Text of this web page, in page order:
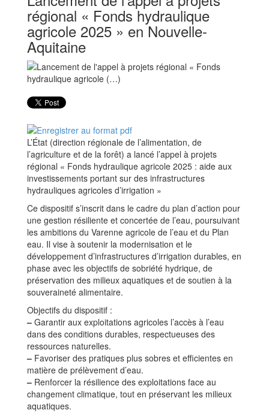
régional « Fonds hydraulique
agricole 2025 » en Nouvelle-
Aquitaine
L’État (direction régionale de l’alimentation, de
l’agriculture et de la forêt) a lancé l’appel à projets
régional « Fonds hydraulique agricole 2025 : aide aux
investissements portant sur des infrastructures
hydrauliques agricoles d’irrigation »
Ce dispositif s’inscrit dans le cadre du plan d’action pour
une gestion résiliente et concertée de l’eau, poursuivant
les ambitions du Varenne agricole de l’eau et du Plan
eau. Il vise à soutenir la modernisation et le
développement d’infrastructures d’irrigation durables, en
phase avec les objectifs de sobriété hydrique, de
préservation des milieux aquatiques et de soutien à la
souveraineté alimentaire.
Objectifs du dispositif :
– Garantir aux exploitations agricoles l’accès à l’eau
dans des conditions durables, respectueuses des
ressources naturelles.
– Favoriser des pratiques plus sobres et efficientes en
matière de prélèvement d’eau.
– Renforcer la résilience des exploitations face au
changement climatique, tout en préservant les milieux
aquatiques.